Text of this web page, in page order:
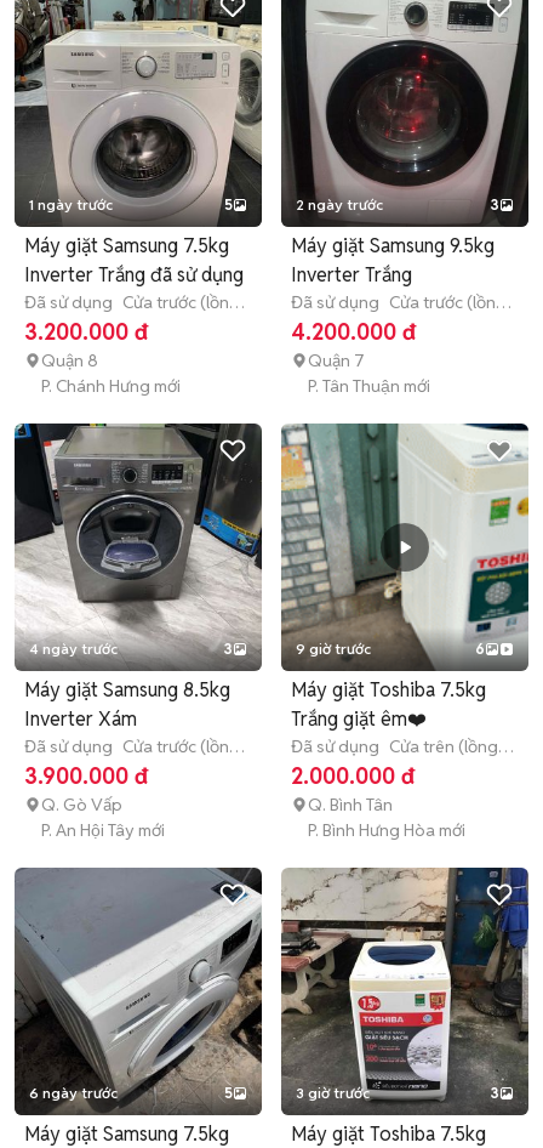
1 ngày trước 5
Máy giặt Samsung 7.5kg
Inverter Trắng đã sử dụng
Đã sử dụng Cửa trước (lồng
ngang) 7 - 7.9 kg
3.200.000 đ
Quận 8
P. Chánh Hưng mới
2 ngày trước 3
Máy giặt Samsung 9.5kg
Inverter Trắng
Đã sử dụng Cửa trước (lồng
ngang) 9 - 9.9 kg
4.200.000 đ
Quận 7
P. Tân Thuận mới
4 ngày trước 3
Máy giặt Samsung 8.5kg
Inverter Xám
Đã sử dụng Cửa trước (lồng
ngang) 8 - 8.9 kg
3.900.000 đ
Q. Gò Vấp
P. An Hội Tây mới
9 giờ trước 6
Máy giặt Toshiba 7.5kg
Trắng giặt êm❤️
Đã sử dụng Cửa trên (lồng
đứng) 7 - 7.9 kg
2.000.000 đ
Q. Bình Tân
P. Bình Hưng Hòa mới
6 ngày trước 5
Máy giặt Samsung 7.5kg
3 giờ trước 3
Máy giặt Toshiba 7.5kg